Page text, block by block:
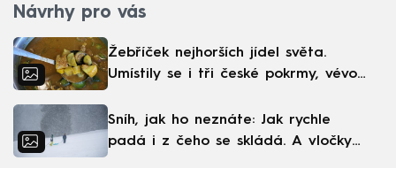
Návrhy pro vás
Žebříček nejhorších jídel světa.
Umístily se i tři české pokrmy, vévodí
Sníh, jak ho neznáte: Jak rychle
padá i z čeho se skládá. A vločky